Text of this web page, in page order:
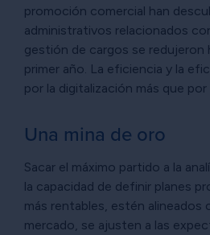
promoción comercial han
administrativos relacionados
gestión de cargos se redujeron
primer año. La eficiencia y la
por la digitalización más que por
Una mina de oro
Sacar el máximo partido a la
la capacidad de definir planes
más rentables, estén alineados
mercado, se ajusten a las